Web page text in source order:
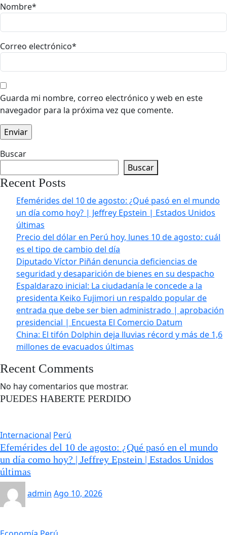
Nombre*
Correo electrónico*
Guarda mi nombre, correo electrónico y web en este
navegador para la próxima vez que comente.
Buscar
Buscar
Recent Posts
Efemérides del 10 de agosto: ¿Qué pasó en el mundo
un día como hoy? | Jeffrey Epstein | Estados Unidos
últimas
Precio del dólar en Perú hoy, lunes 10 de agosto: cuál
es el tipo de cambio del día
Diputado Víctor Piñán denuncia deficiencias de
seguridad y desaparición de bienes en su despacho
Espaldarazo inicial: La ciudadanía le concede a la
presidenta Keiko Fujimori un respaldo popular de
entrada que debe ser bien administrado | aprobación
presidencial | Encuesta El Comercio Datum
China: El tifón Dolphin deja lluvias récord y más de 1,6
millones de evacuados últimas
Recent Comments
No hay comentarios que mostrar.
PUEDES HABERTE PERDIDO
Internacional Perú
Efemérides del 10 de agosto: ¿Qué pasó en el mundo
un día como hoy? | Jeffrey Epstein | Estados Unidos
últimas
admin Ago 10, 2026